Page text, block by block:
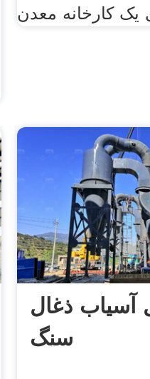
یک کارخانه معدن
آسیاب ذغال
سنگ